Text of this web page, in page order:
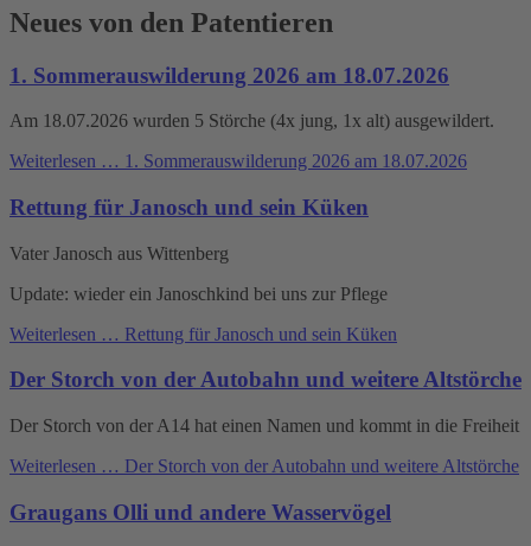
Neues von den Patentieren
1. Sommerauswilderung 2026 am 18.07.2026
Am 18.07.2026 wurden 5 Störche (4x jung, 1x alt) ausgewildert.
Weiterlesen … 1. Sommerauswilderung 2026 am 18.07.2026
Rettung für Janosch und sein Küken
Vater Janosch aus Wittenberg
Update: wieder ein Janoschkind bei uns zur Pflege
Weiterlesen … Rettung für Janosch und sein Küken
Der Storch von der Autobahn und weitere Altstörche
Der Storch von der A14 hat einen Namen und kommt in die Freiheit
Weiterlesen … Der Storch von der Autobahn und weitere Altstörche
Graugans Olli und andere Wasservögel